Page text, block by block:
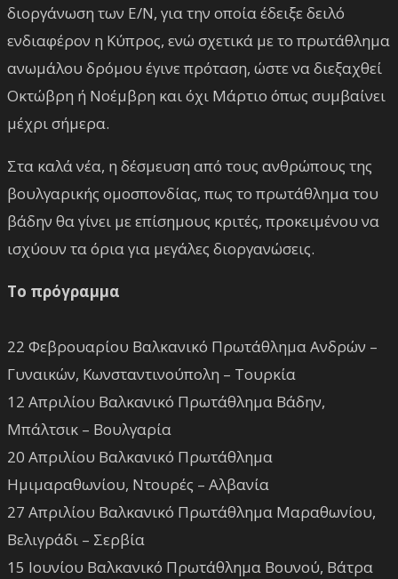
διοργάνωση των Ε/Ν, για την οποία έδειξε δειλό
ενδιαφέρον η Κύπρος, ενώ σχετικά με το πρωτάθλημα
ανωμάλου δρόμου έγινε πρόταση, ώστε να διεξαχθεί
Οκτώβρη ή Νοέμβρη και όχι Μάρτιο όπως συμβαίνει
μέχρι σήμερα.
Στα καλά νέα, η δέσμευση από τους ανθρώπους της
βουλγαρικής ομοσπονδίας, πως το πρωτάθλημα του
βάδην θα γίνει με επίσημους κριτές, προκειμένου να
ισχύουν τα όρια για μεγάλες διοργανώσεις.
Το πρόγραμμα
22 Φεβρουαρίου Βαλκανικό Πρωτάθλημα Ανδρών –
Γυναικών, Κωνσταντινούπολη – Τουρκία
12 Απριλίου Βαλκανικό Πρωτάθλημα Βάδην,
Μπάλτσικ – Βουλγαρία
20 Απριλίου Βαλκανικό Πρωτάθλημα
Ημιμαραθωνίου, Ντουρές – Αλβανία
27 Απριλίου Βαλκανικό Πρωτάθλημα Μαραθωνίου,
Βελιγράδι – Σερβία
15 Ιουνίου Βαλκανικό Πρωτάθλημα Βουνού, Βάτρα